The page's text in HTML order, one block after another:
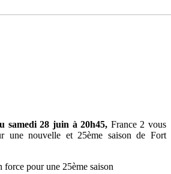
samedi 28 juin à 20h45, France 2 vous
une nouvelle et 25ème saison de Fort